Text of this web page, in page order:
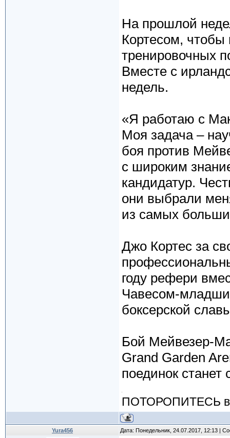
На прошлой
Кортесом, чтобы
тренировочных
Вместе с
недель.
«Я работаю с
Моя задача –
боя против
с широким
кандидатур.
они выбрали
из самых
Джо Кортес за
году рефери
Чавесом-
боксерской
Бой Мейвезер-
Grand Garden
поединок
ПОТОРОПИТЕСЬ
Yura456 Дата: Понедельник, 24.07.2017, 12:13 |